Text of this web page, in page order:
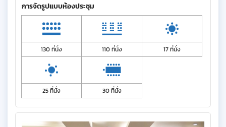
การจัดรูปแบบห้องประชุม
130 ที่นั่ง 110 ที่นั่ง 17 ที่นั่ง
25 ที่นั่ง 30 ที่นั่ง